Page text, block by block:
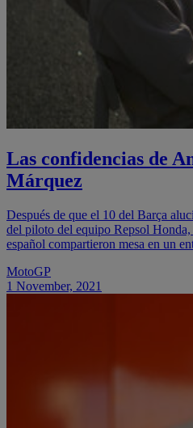
Las confidencias de
Márquez
Después de que el 10 del Barça
del piloto del equipo Repsol
español compartieron mesa en un
MotoGP
1 November, 2021